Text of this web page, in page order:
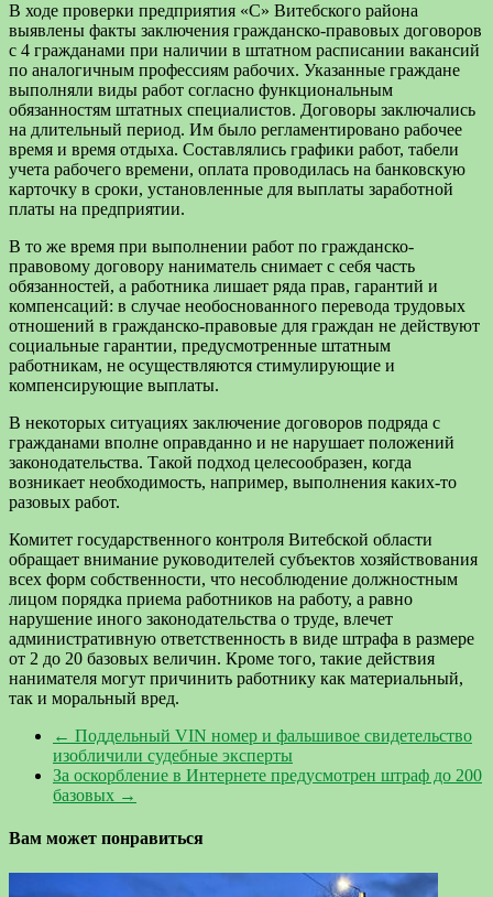
В ходе проверки предприятия «С» Витебского района
выявлены факты заключения гражданско-правовых договоров
с 4 гражданами при наличии в штатном расписании вакансий
по аналогичным профессиям рабочих. Указанные граждане
выполняли виды работ согласно функциональным
обязанностям штатных специалистов. Договоры заключались
на длительный период. Им было регламентировано рабочее
время и время отдыха. Составлялись графики работ, табели
учета рабочего времени, оплата проводилась на банковскую
карточку в сроки, установленные для выплаты заработной
платы на предприятии.
В то же время при выполнении работ по гражданско-
правовому договору наниматель снимает с себя часть
обязанностей, а работника лишает ряда прав, гарантий и
компенсаций: в случае необоснованного перевода трудовых
отношений в гражданско-правовые для граждан не действуют
социальные гарантии, предусмотренные штатным
работникам, не осуществляются стимулирующие и
компенсирующие выплаты.
В некоторых ситуациях заключение договоров подряда с
гражданами вполне оправданно и не нарушает положений
законодательства. Такой подход целесообразен, когда
возникает необходимость, например, выполнения каких-то
разовых работ.
Комитет государственного контроля Витебской области
обращает внимание руководителей субъектов хозяйствования
всех форм собственности, что несоблюдение должностным
лицом порядка приема работников на работу, а равно
нарушение иного законодательства о труде, влечет
административную ответственность в виде штрафа в размере
от 2 до 20 базовых величин. Кроме того, такие действия
нанимателя могут причинить работнику как материальный,
так и моральный вред.
← Поддельный VIN номер и фальшивое свидетельство
изобличили судебные эксперты
За оскорбление в Интернете предусмотрен штраф до 200
базовых →
Вам может понравиться